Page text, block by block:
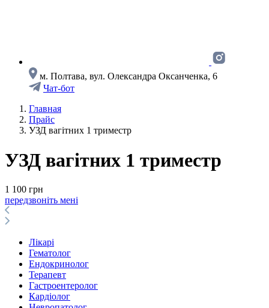
м. Полтава, вул. Олександра Оксанченка, 6
Чат-бот
Главная
Прайс
УЗД вагітних 1 триместр
УЗД вагітних 1 триместр
1 100 грн
передзвоніть мені
Лікарі
Гематолог
Ендокринолог
Терапевт
Гастроентеролог
Кардіолог